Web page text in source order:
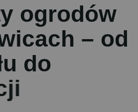
y ogrodów
icach – od
u do
ji